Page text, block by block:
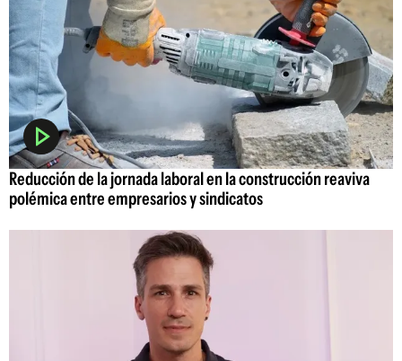
Reducción de la jornada laboral en la construcción reaviva
polémica entre empresarios y sindicatos